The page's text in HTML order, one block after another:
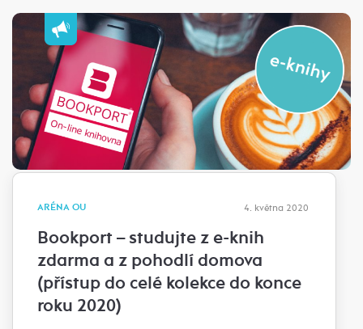
ARÉNA OU 4. května 2020
Bookport – studujte z e-knih
zdarma a z pohodlí domova
(přístup do celé kolekce do konce
roku 2020)